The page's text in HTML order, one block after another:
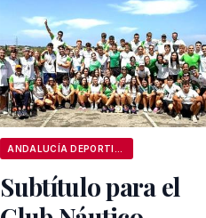
Subtítulo para el